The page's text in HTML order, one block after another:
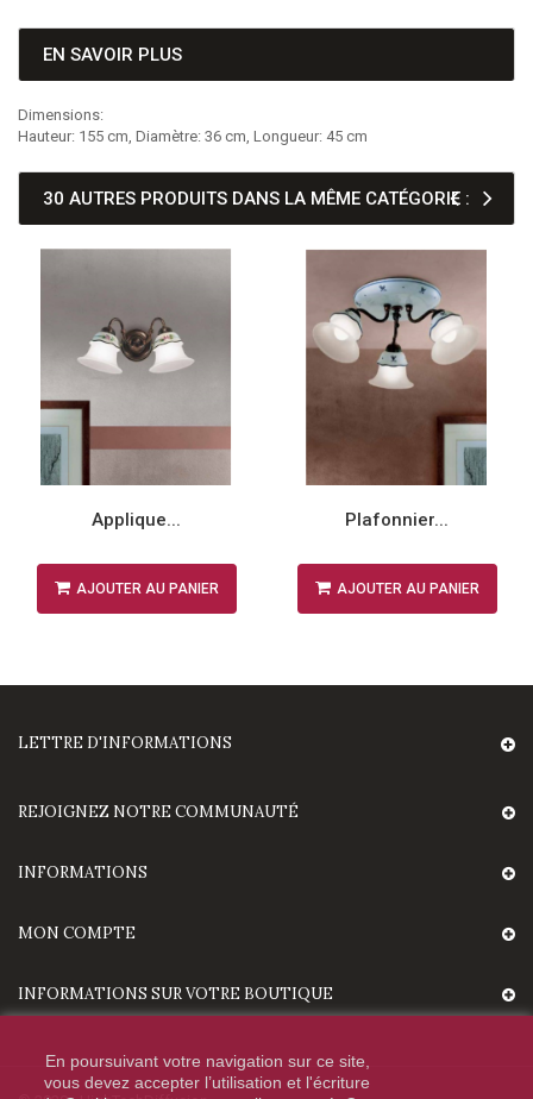
EN SAVOIR PLUS
Dimensions:
Hauteur: 155 cm, Diamètre: 36 cm, Longueur: 45 cm
30 AUTRES PRODUITS DANS LA MÊME CATÉGORIE :
Applique...
AJOUTER AU PANIER
Plafonnier...
AJOUTER AU PANIER
LETTRE D'INFORMATIONS
REJOIGNEZ NOTRE COMMUNAUTÉ
INFORMATIONS
MON COMPTE
INFORMATIONS SUR VOTRE BOUTIQUE
En poursuivant votre navigation sur ce site,
vous devez accepter l’utilisation et l'écriture